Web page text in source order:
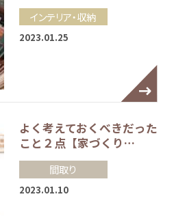
インテリア・収納
2023.01.25
よく考えておくべきだった
こと２点【家づくり…
間取り
2023.01.10